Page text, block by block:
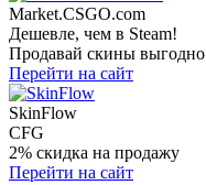
Market.CSGO.com
Дешевле, чем в Steam!
Продавай скины выгодно
Перейти на сайт
SkinFlow
CFG
2% скидка на продажу
Перейти на сайт